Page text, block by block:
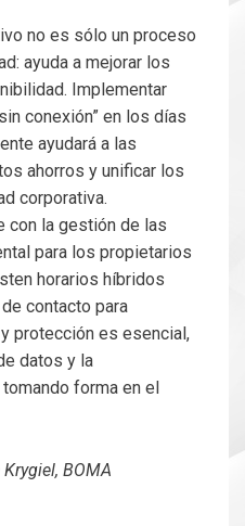
no es sólo un proceso
ayuda a mejorar los
Implementar
conexión” en los días
ayudará a las
ahorros y unificar los
corporativa.
con la gestión de las
para los propietarios
horarios híbridos
contacto para
protección es esencial,
datos y la
forma en el
BOMA